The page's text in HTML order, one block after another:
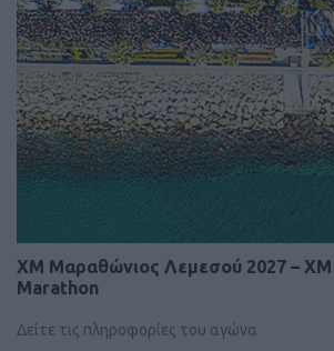
XM Μαραθώνιος Λεμεσού 2027 –
Marathon
Δείτε τις πληροφορίες του αγώνα